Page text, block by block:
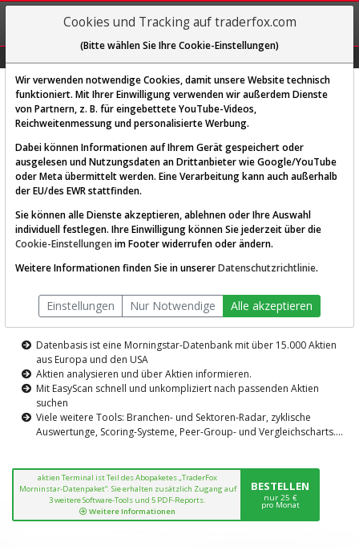
REGIS-
TRIEREN
Diese Funktion ist nur für
AKTIEN-TERMINAL
Die Aktienanalyse-Plattform von
TraderFox
Datenbasis ist eine Morningstar-Datenbank mit über 15.000 Aktien
aus Europa und den USA
Aktien analysieren und über Aktien informieren.
Mit EasyScan schnell und unkompliziert nach passenden Aktien
suchen
Viele weitere Tools: Branchen- und Sektoren-Radar, zyklische
Auswertunge, Scoring-Systeme, Peer-Group- und Vergleichscharts....
aktien Terminal ist Teil des Abopaketes „TraderFox
Morninstar-Datenpaket“. Sie erhalten zusätzlich Zugang auf
3 weitere Software-Tools und 5 PDF-Reports.
Weitere Informationen
BESTELLEN
nur 25 €
pro Monat
Cookies und Tracking auf traderfox.com
(Bitte wählen Sie Ihre Cookie-Einstellungen)
Wir verwenden notwendige Cookies, damit unsere Website technisch
funktioniert. Mit Ihrer Einwilligung verwenden wir außerdem Dienste
von Partnern, z. B. für eingebettete YouTube-Videos,
Reichweitenmessung und personalisierte Werbung.
Dabei können Informationen auf Ihrem Gerät gespeichert oder
ausgelesen und Nutzungsdaten an Drittanbieter wie Google/YouTube
oder Meta übermittelt werden. Eine Verarbeitung kann auch außerhalb
der EU/des EWR stattfinden.
Sie können alle Dienste akzeptieren, ablehnen oder Ihre Auswahl
individuell festlegen. Ihre Einwilligung können Sie jederzeit über die
Cookie-Einstellungen im Footer widerrufen oder ändern.
Weitere Informationen finden Sie in unsererDatenschutzrichtlinie.
Einstellungen Nur Notwendige Alle akzeptieren